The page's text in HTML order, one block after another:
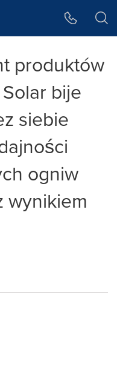
produktów
bije
siebie
ogniw
wynikiem